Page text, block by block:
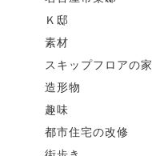
Ｋ邸
素材
スキップフロアの家
造形物
趣味
都市住宅の改修